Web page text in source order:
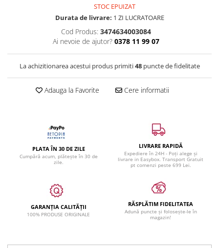
STOC EPUIZAT
Durata de livrare: 1 ZI LUCRATOARE
Cod Produs: 3474634003084
Ai nevoie de ajutor? 0378 11 99 07
La achizitionarea acestui produs primiti48puncte de fidelitate
Adauga la Favorite Cere informatii
PLATA ÎN 30 DE ZILE
Cumpără acum, plătește în 30 de
zile.
LIVRARE RAPIDĂ
Expediere în 24H - Poți alege și
livrare in Easybox. Transport Gratuit
pt comenzi peste 699 Lei.
GARANȚIA CALITĂȚII
100% PRODUSE ORIGINALE
RĂSPLĂTIM FIDELITATEA
Adună puncte și folosește-le în
magazin!